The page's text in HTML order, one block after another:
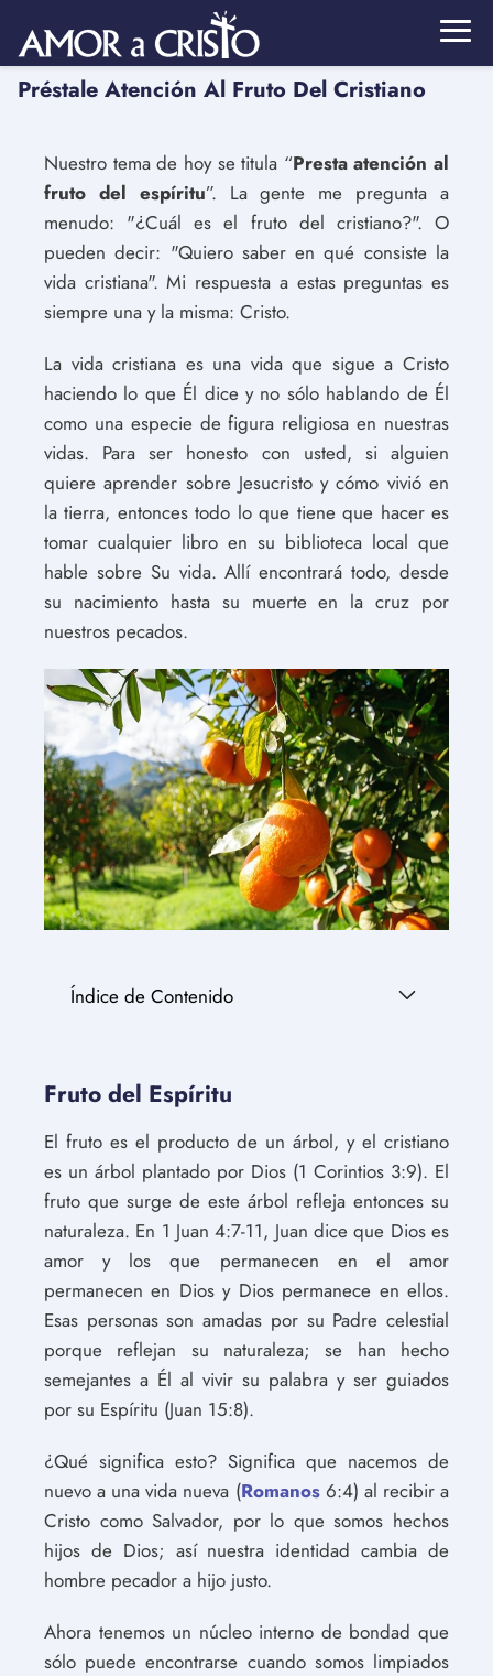
Préstale Atención Al Fruto Del Cristiano
Nuestro tema de hoy se titula “Presta atención al
fruto del espíritu”. La gente me pregunta a
menudo: "¿Cuál es el fruto del cristiano?". O
pueden decir: "Quiero saber en qué consiste la
vida cristiana". Mi respuesta a estas preguntas es
siempre una y la misma: Cristo.
La vida cristiana es una vida que sigue a Cristo
haciendo lo que Él dice y no sólo hablando de Él
como una especie de figura religiosa en nuestras
vidas. Para ser honesto con usted, si alguien
quiere aprender sobre Jesucristo y cómo vivió en
la tierra, entonces todo lo que tiene que hacer es
tomar cualquier libro en su biblioteca local que
hable sobre Su vida. Allí encontrará todo, desde
su nacimiento hasta su muerte en la cruz por
nuestros pecados.
Índice de Contenido
Fruto del Espíritu
El fruto es el producto de un árbol, y el cristiano
es un árbol plantado por Dios (1 Corintios 3:9). El
fruto que surge de este árbol refleja entonces su
naturaleza. En 1 Juan 4:7-11, Juan dice que Dios es
amor y los que permanecen en el amor
permanecen en Dios y Dios permanece en ellos.
Esas personas son amadas por su Padre celestial
porque reflejan su naturaleza; se han hecho
semejantes a Él al vivir su palabra y ser guiados
por su Espíritu (Juan 15:8).
¿Qué significa esto? Significa que nacemos de
nuevo a una vida nueva (Romanos6:4) al recibir a
Cristo como Salvador, por lo que somos hechos
hijos de Dios; así nuestra identidad cambia de
hombre pecador a hijo justo.
Ahora tenemos un núcleo interno de bondad que
sólo puede encontrarse cuando somos limpiados